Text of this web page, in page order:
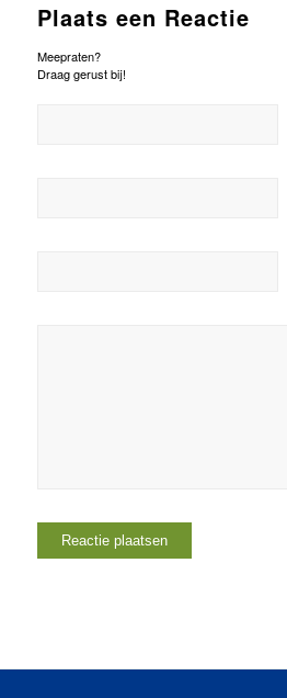
Plaats een Reactie
Meepraten?
Draag gerust bij!